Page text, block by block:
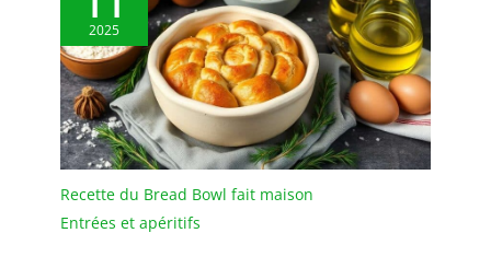
pour un usage quotidien
à la maison, pour les
fêtes, les repas-partage
et les aides culinaires,
etc. ; Peuvent être utilisés
pour contenir de la
confiture, du miel, des
noix, du yaourt, remplir
de sauce soja, de
2025
Recette du Bread Bowl fait maison
Entrées et apéritifs